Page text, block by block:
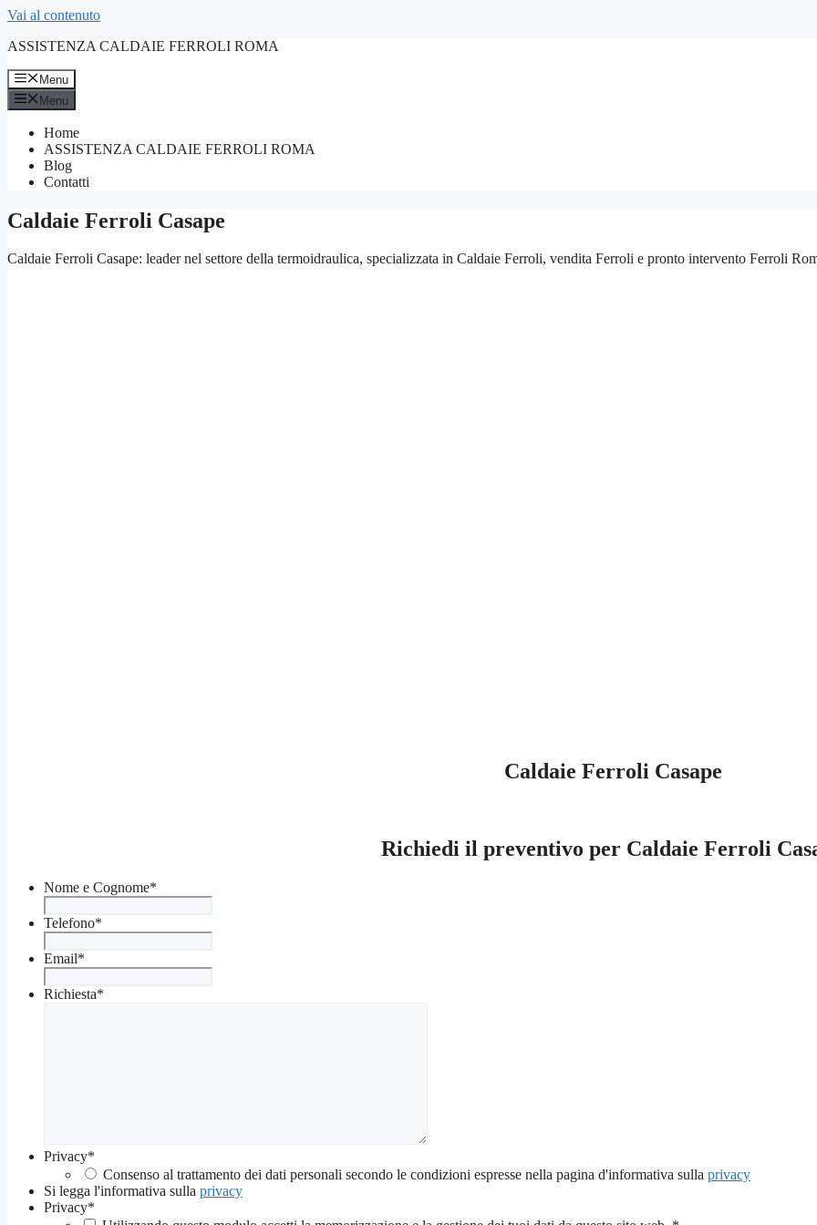
Vai al contenuto
ASSISTENZA CALDAIE FERROLI ROMA
Menu
Menu
Home
ASSISTENZA CALDAIE FERROLI ROMA
Blog
Contatti
Caldaie Ferroli Casape
Caldaie Ferroli Casape: leader nel settore della termoidraulica, specializzata in Caldaie Ferroli, vendita Ferroli e pronto intervento Ferroli
Caldaie Ferroli Casape
Richiedi il preventivo per Caldaie Ferroli
Nome e Cognome*
Telefono*
Email*
Richiesta*
Privacy*
Consenso al trattamento dei dati personali secondo le condizioni espresse nella pagina d'informativa sulla privacy
Si legga l'informativa sulla privacy
Privacy*